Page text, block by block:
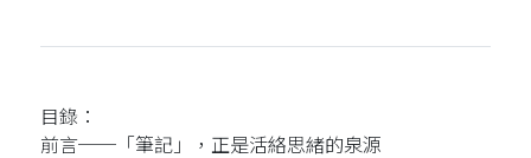
目錄：
前言──「筆記」，正是活絡思緒的泉源